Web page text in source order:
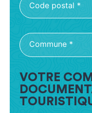
Code postal *
Commune *
VOTRE